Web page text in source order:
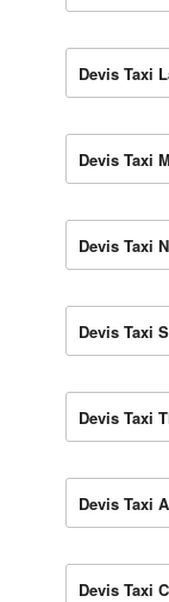
Devis Taxi
Devis Taxi
Devis Taxi
Devis Taxi
Devis Taxi
Devis Taxi
Devis Taxi